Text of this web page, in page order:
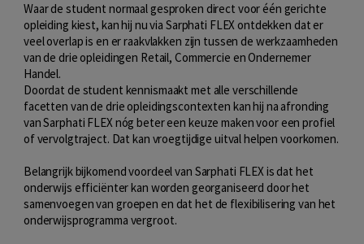
Waar de student normaal gesproken direct voor één gerichte
opleiding kiest, kan hij nu via Sarphati FLEX ontdekken dat er
veel overlap is en er raakvlakken zijn tussen de werkzaamheden
van de drie opleidingen Retail, Commercie en Ondernemer
Handel.
Doordat de student kennismaakt met alle verschillende
facetten van de drie opleidingscontexten kan hij na afronding
van Sarphati FLEX nóg beter een keuze maken voor een profiel
of vervolgtraject. Dat kan vroegtijdige uitval helpen voorkomen.
Belangrijk bijkomend voordeel van Sarphati FLEX is dat het
onderwijs efficiënter kan worden georganiseerd door het
samenvoegen van groepen en dat het de flexibilisering van het
onderwijsprogramma vergroot.